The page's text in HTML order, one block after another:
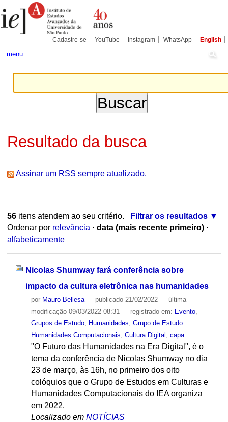
para
conteúdo.
Pessoais
Cadastre-se YouTube Instagram WhatsApp English
menu
Resultado da busca
Assinar um RSS sempre atualizado.
56itens atendem ao seu critério.
Filtrar os resultados
Ordenar por relevância · data (mais recente primeiro) ·
alfabeticamente
Nicolas Shumway fará conferência sobre
impacto da cultura eletrônica nas humanidades
por Mauro Bellesa — publicado21/02/2022 — última
modificação09/03/2022 08:31 — registrado em: Evento,
Grupos de Estudo, Humanidades Grupo de Estudo
Humanidades Computacionais Cultura Digital capa
"O Futuro das Humanidades na Era Digital", é o
tema da conferência de Nicolas Shumway no dia
23 de março, às 16h, no primeiro dos oito
colóquios que o Grupo de Estudos em Culturas e
Humanidades Computacionais do IEA organiza
em 2022.
Localizado em NOTÍCIAS